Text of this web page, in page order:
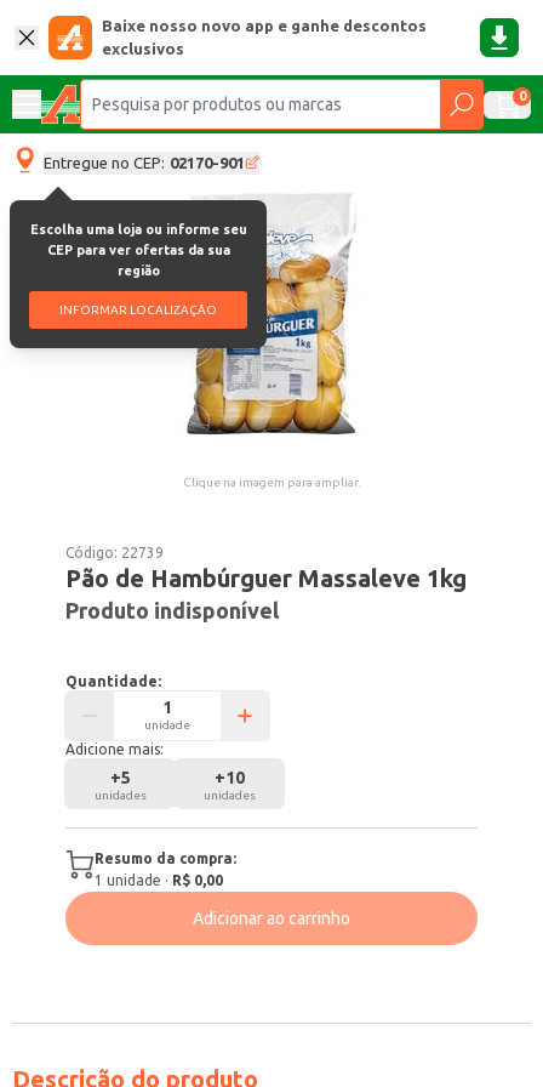
Baixe nosso novo app e ganhe descontos
exclusivos
0
Entregue no CEP: 02170-901
Escolha uma loja ou informe seu
CEP para ver ofertas da sua
região
INFORMAR LOCALIZAÇÃO
Clique na imagem para ampliar.
Código: 22739
Pão de Hambúrguer Massaleve 1kg
Produto indisponível
Quantidade:
unidade
Adicione mais:
+5
unidades
+10
unidades
Resumo da compra:
1 unidade · R$ 0,00
Adicionar ao carrinho
Descrição do produto